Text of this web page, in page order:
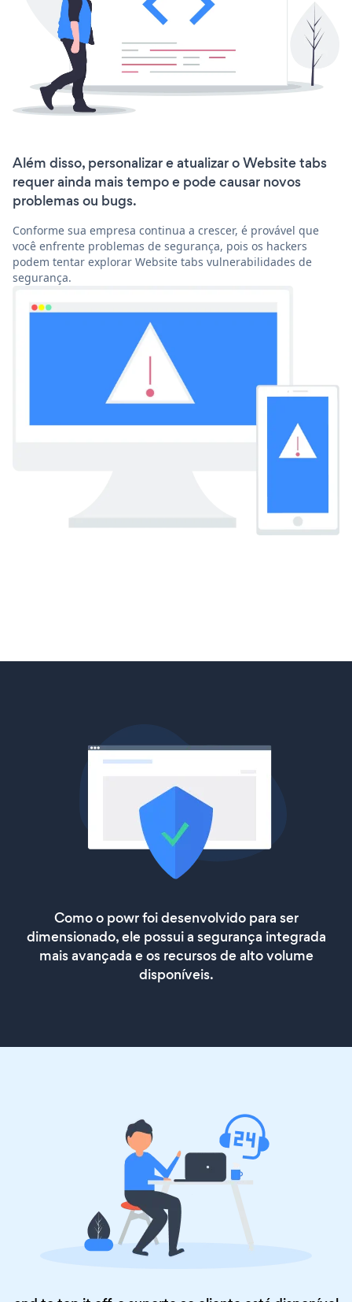
Além disso, personalizar e atualizar o Website tabs
requer ainda mais tempo e pode causar novos
problemas ou bugs.
Conforme sua empresa continua a crescer, é provável que
você enfrente problemas de segurança, pois os hackers
podem tentar explorar Website tabs vulnerabilidades de
segurança.
Como o powr foi desenvolvido para ser
dimensionado, ele possui a segurança integrada
mais avançada e os recursos de alto volume
disponíveis.